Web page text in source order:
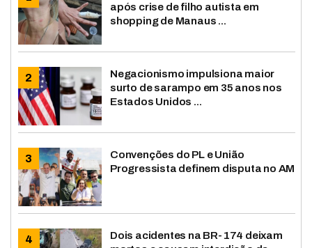
após crise de filho autista em
shopping de Manaus ...
Negacionismo impulsiona maior
surto de sarampo em 35 anos nos
Estados Unidos ...
Convenções do PL e União
Progressista definem disputa no AM
Dois acidentes na BR-174 deixam